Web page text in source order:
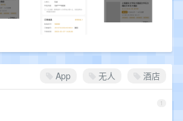
App 无人 酒店
1